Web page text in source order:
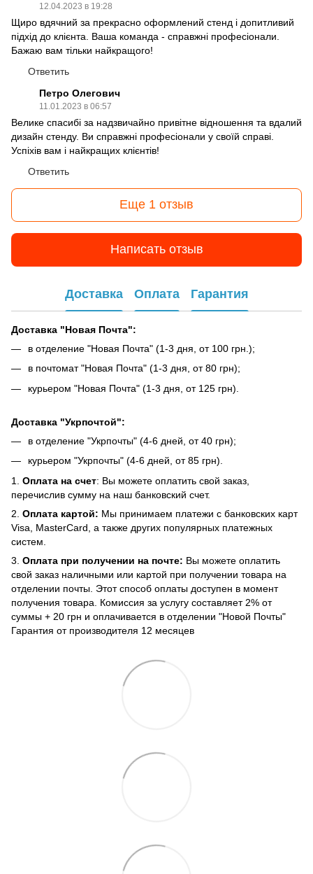
12.04.2023 в 19:28
Щиро вдячний за прекрасно оформлений стенд і допитливий
підхід до клієнта. Ваша команда - справжні професіонали.
Бажаю вам тільки найкращого!
Ответить
Петро Олегович
11.01.2023 в 06:57
Велике спасибі за надзвичайно привітне відношення та вдалий
дизайн стенду. Ви справжні професіонали у своїй справі.
Успіхів вам і найкращих клієнтів!
Ответить
Еще 1 отзыв
Написать отзыв
Доставка Оплата Гарантия
Доставка "Новая Почта":
в отделение "Новая Почта" (1-3 дня, от 100 грн.);
в почтомат "Новая Почта" (1-3 дня, от 80 грн);
курьером "Новая Почта" (1-3 дня, от 125 грн).
Доставка "Укрпочтой":
в отделение "Укрпочты" (4-6 дней, от 40 грн);
курьером "Укрпочты" (4-6 дней, от 85 грн).
1. Оплата на счет: Вы можете оплатить свой заказ,
перечислив сумму на наш банковский счет.
2. Оплата картой: Мы принимаем платежи с банковских карт
Visa, MasterCard, а также других популярных платежных
систем.
3. Оплата при получении на почте: Вы можете оплатить
свой заказ наличными или картой при получении товара на
отделении почты. Этот способ оплаты доступен в момент
получения товара. Комиссия за услугу составляет 2% от
суммы + 20 грн и оплачивается в отделении "Новой Почты"
Гарантия от производителя 12 месяцев